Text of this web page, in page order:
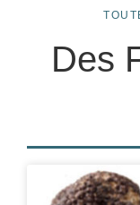
Des